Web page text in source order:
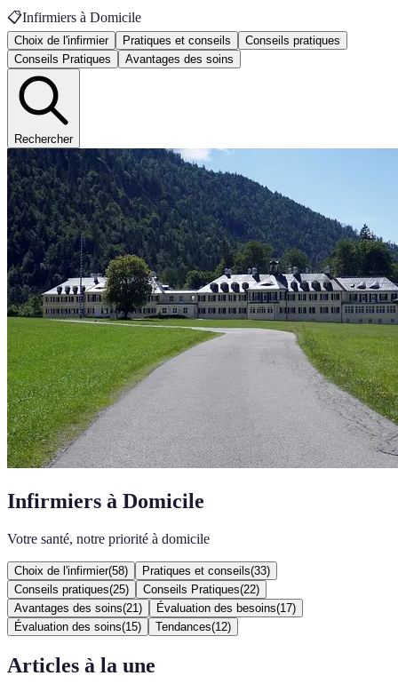
📋Infirmiers à Domicile
Choix de l'infirmier Pratiques et conseils
Conseils pratiques
Conseils Pratiques
Avantages des soins
Rechercher
Infirmiers à Domicile
Votre santé, notre priorité à domicile
Choix de l'infirmier(58) Pratiques et conseils(33)
Conseils pratiques(25) Conseils Pratiques(22)
Avantages des soins(21 ) Évaluation des besoins(17)
Évaluation des soins(15) Tendances(12)
Articles à la une